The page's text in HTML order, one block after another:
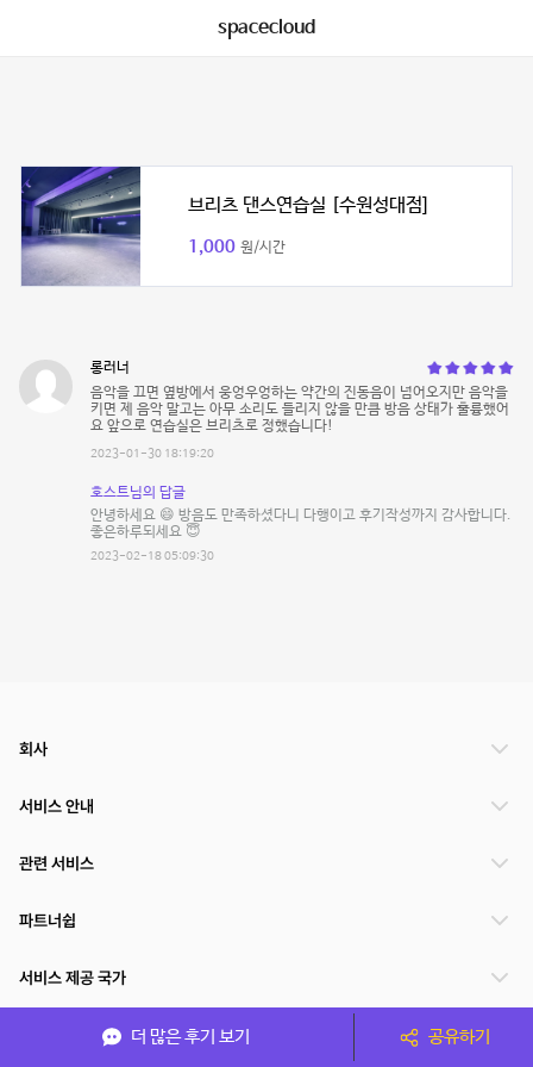
spacecloud
브리츠 댄스연습실 [수원성대점]
1,000 원/시간
롱러너
음악을 끄면 옆방에서 웅엉우엉하는 약간의 진동음이 넘어오지만 음악을
키면 제 음악 말고는 아무 소리도 들리지 않을 만큼 방음 상태가 훌륭했어
요 앞으로 연습실은 브리츠로 정했습니다!
2023-01-30 18:19:20
호스트님의 답글
안녕하세요 😄 방음도 만족하셨다니 다행이고 후기작성까지 감사합니다.
좋은하루되세요 😇
2023-02-18 05:09:30
더 많은 후기 보기 공유하기
회사
서비스 안내
관련 서비스
파트너쉽
서비스 제공 국가